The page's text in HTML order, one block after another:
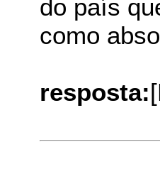
do país
como
resposta: